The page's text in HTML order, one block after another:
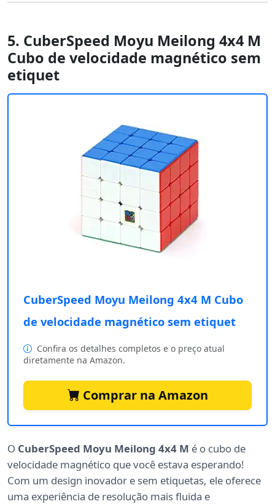
5. CuberSpeed Moyu Meilong 4x4 M
Cubo de velocidade magnético sem
etiquet
CuberSpeed Moyu Meilong 4x4 M Cubo
de velocidade magnético sem etiquet
Confira os detalhes completos e o preço atual
diretamente na Amazon.
Comprar na Amazon
O CuberSpeed Moyu Meilong 4x4 M é o cubo de
velocidade magnético que você estava esperando!
Com um design inovador e sem etiquetas, ele oferece
uma experiência de resolução mais fluida e